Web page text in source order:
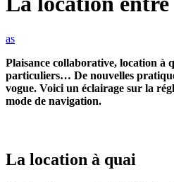
as
Plaisance collaborative, location à
particuliers… De nouvelles
vogue. Voici un éclairage sur la
mode de navigation.
La location à quai